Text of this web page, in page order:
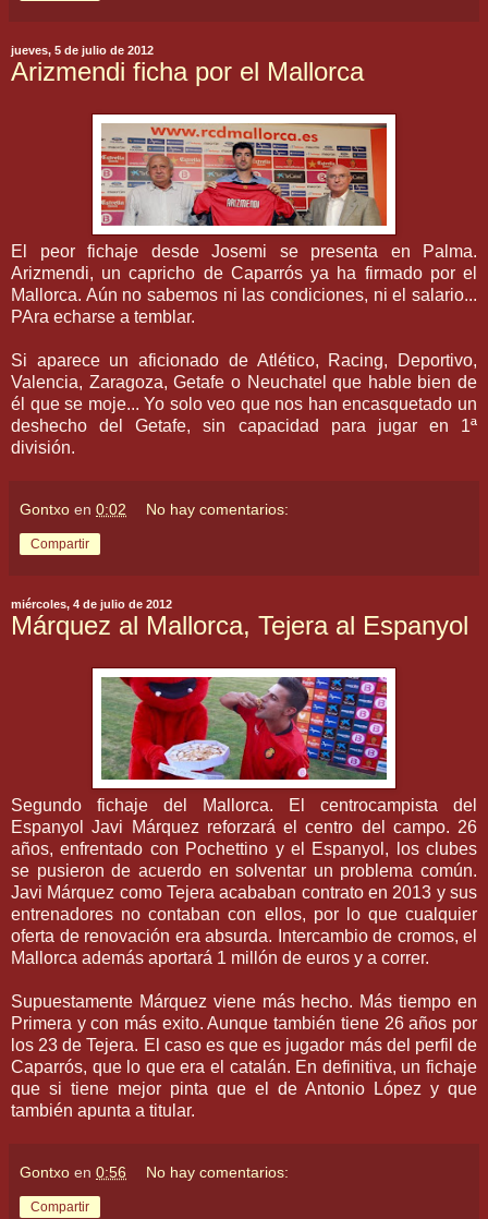
jueves, 5 de julio de 2012
Arizmendi ficha por el Mallorca
El peor fichaje desde Josemi se presenta en Palma.
Arizmendi, un capricho de Caparrós ya ha firmado por el
Mallorca. Aún no sabemos ni las condiciones, ni el salario...
PAra echarse a temblar.
Si aparece un aficionado de Atlético, Racing, Deportivo,
Valencia, Zaragoza, Getafe o Neuchatel que hable bien de
él que se moje... Yo solo veo que nos han encasquetado un
deshecho del Getafe, sin capacidad para jugar en 1ª
división.
Gontxo en 0:02 No hay comentarios:
Compartir
miércoles, 4 de julio de 2012
Márquez al Mallorca, Tejera al Espanyol
Segundo fichaje del Mallorca. El centrocampista del
Espanyol Javi Márquez reforzará el centro del campo. 26
años, enfrentado con Pochettino y el Espanyol, los clubes
se pusieron de acuerdo en solventar un problema común.
Javi Márquez como Tejera acababan contrato en 2013 y sus
entrenadores no contaban con ellos, por lo que cualquier
oferta de renovación era absurda. Intercambio de cromos, el
Mallorca además aportará 1 millón de euros y a correr.
Supuestamente Márquez viene más hecho. Más tiempo en
Primera y con más exito. Aunque también tiene 26 años por
los 23 de Tejera. El caso es que es jugador más del perfil de
Caparrós, que lo que era el catalán. En definitiva, un fichaje
que si tiene mejor pinta que el de Antonio López y que
también apunta a titular.
Gontxo en 0:56 No hay comentarios:
Compartir